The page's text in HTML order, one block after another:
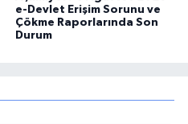
e-Devlet Erişim Sorunu ve
Çökme Raporlarında Son
Durum